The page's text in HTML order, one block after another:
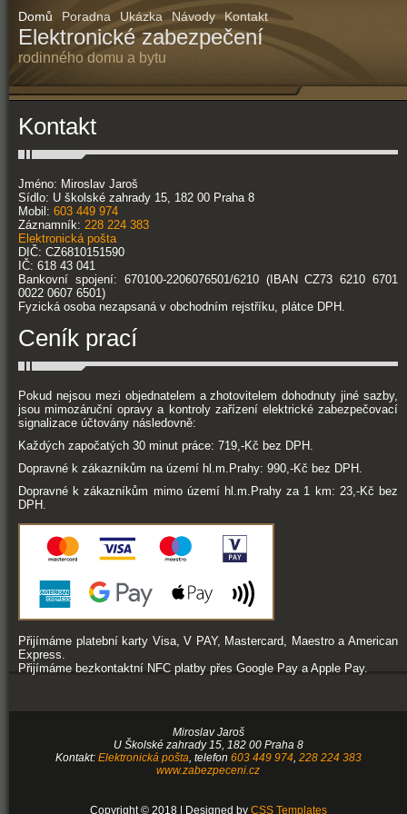
Domů Poradna Ukázka Návody Kontakt
Elektronické zabezpečení
rodinného domu a bytu
Kontakt
Jméno: Miroslav Jaroš
Sídlo: U školské zahrady 15, 182 00 Praha 8
Mobil: 603 449 974
Záznamník: 228 224 383
Elektronická pošta
DIČ: CZ6810151590
IČ: 618 43 041
Bankovní spojení: 670100-2206076501/6210 (IBAN CZ73 6210 6701
0022 0607 6501)
Fyzická osoba nezapsaná v obchodním rejstříku, plátce DPH.
Ceník prací
Pokud nejsou mezi objednatelem a zhotovitelem dohodnuty jiné sazby,
jsou mimozáruční opravy a kontroly zařízení elektrické zabezpečovací
signalizace účtovány následovně:
Každých započatých 30 minut práce: 719,-Kč bez DPH.
Dopravné k zákazníkům na území hl.m.Prahy: 990,-Kč bez DPH.
Dopravné k zákazníkům mimo území hl.m.Prahy za 1 km: 23,-Kč bez
DPH.
Přijímáme platební karty Visa, V PAY, Mastercard, Maestro a American
Express.
Přijímáme bezkontaktní NFC platby přes Google Pay a Apple Pay.
Miroslav Jaroš
U Školské zahrady 15, 182 00 Praha 8
Kontakt: Elektronická pošta, telefon 603 449 974, 228 224 383
www.zabezpeceni.cz
Copyright © 2018 | Designed by CSS Templates